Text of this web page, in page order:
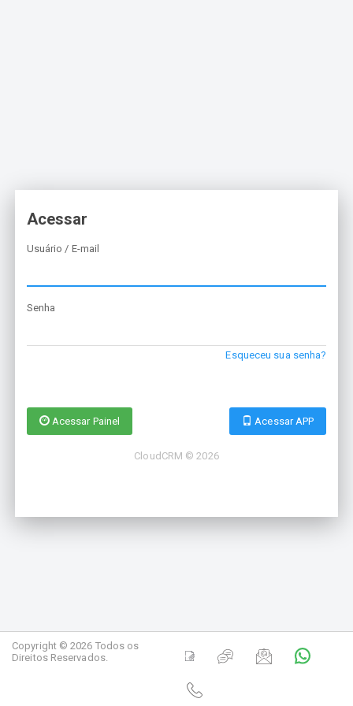
Acessar
Usuário / E-mail
Senha
Esqueceu sua senha?
Acessar Painel Acessar APP
CloudCRM © 2026
Copyright © 2026 Todos os
Direitos Reservados.